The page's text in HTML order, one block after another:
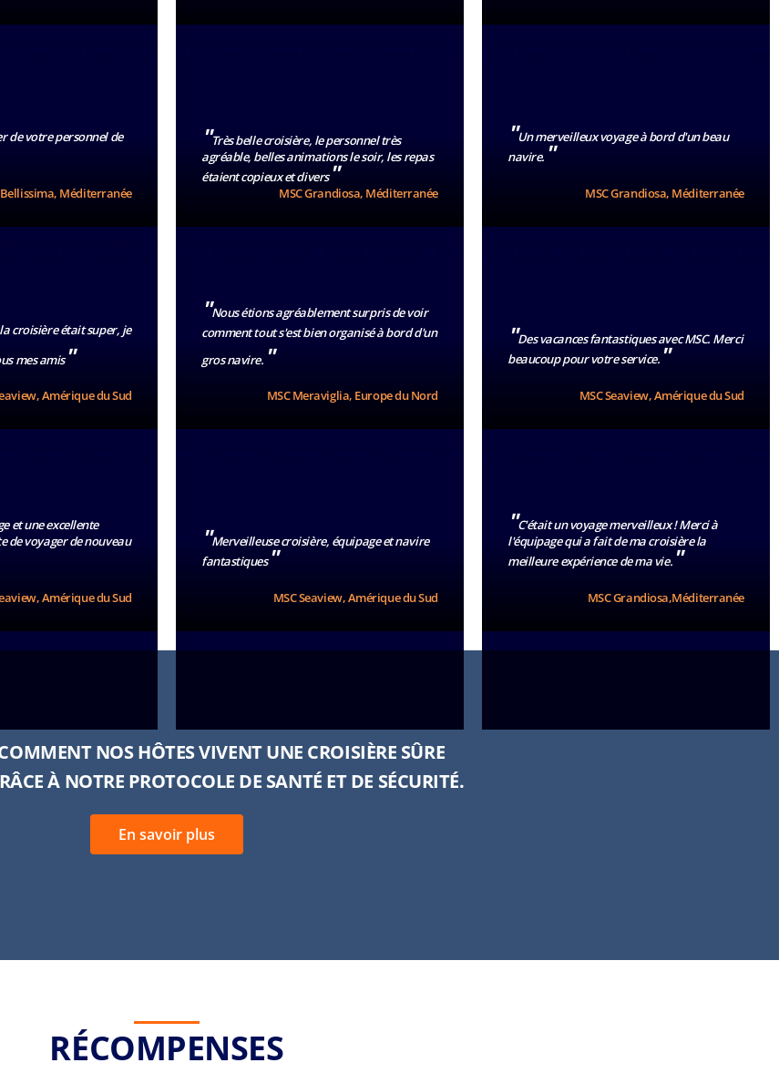
de votre personnel de
Bellissima, Méditerranée
"Très belle croisière, le personnel très
agréable, belles animations le soir, les repas
étaient copieux et divers"
MSC Grandiosa, Méditerranée
"Un merveilleux voyage à bord d'un beau
navire. "
MSC Grandiosa, Méditerranée
croisière était super, je
mes amis"
Amérique du Sud
"Nous étions agréablement surpris de voir
comment tout s'est bien organisé à bord d'un
gros navire. "
MSC Meraviglia, Europe du Nord
"Des vacances fantastiques avec MSC. Merci
beaucoup pour votre service. "
MSC Seaview, Amérique du Sud
et une excellente
de voyager de nouveau
Amérique du Sud
"Merveilleuse croisière, équipage et navire
fantastiques"
MSC Seaview, Amérique du Sud
"C'était un voyage merveilleux ! Merci à
l'équipage qui a fait de ma croisière la
meilleure expérience de ma vie. "
MSC Grandiosa,Méditerranée
NOS HÔTES VIVENT UNE CROISIÈRE SÛRE
À NOTRE PROTOCOLE DE SANTÉ ET DE SÉCURITÉ.
En savoir plus
RÉCOMPENSES